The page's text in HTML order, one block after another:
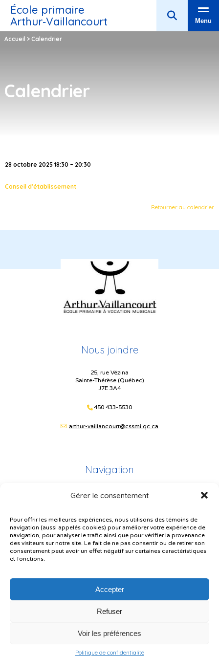
Gérer le consentement
Pour offrir les meilleures expériences, nous utilisons des témoins de
navigation (aussi appelés cookies) pour améliorer votre expérience de
navigation, pour analyser le trafic ainsi que pour vérifier la provenance
des visiteurs sur notre site. Le fait de ne pas consentir ou de retirer son
consentement peut avoir un effet négatif sur certaines caractéristiques
et fonctions.
Accepter
Refuser
Voir les préférences
Politique de confidentialité
École primaire
Arthur‑Vaillancourt
Menu
Accueil > Calendrier
Calendrier
28 octobre 2025 18:30 – 20:30
Conseil d’établissement
Retourner au calendrier
Nous joindre
25, rue Vézina
Sainte-Thérèse (Québec)
J7E 3A4
450 433-5530
arthur-vaillancourt@cssmi.qc.ca
Navigation
Plan du site
Plainte – service à l’élève
Politique de confidentialité
Le CSSMI autorise certaines intelligences artificielles contrôlées et
pourraient avoir été utilisés pour soutenir la rédaction de ce contenu.